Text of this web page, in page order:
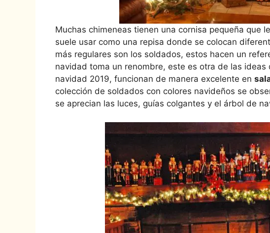
Muchas chimeneas tienen una cornisa pequeña que
suele usar como una repisa donde se colocan
más regulares son los soldados, estos hacen un
navidad toma un renombre, este es otra de las
navidad 2019, funcionan de manera excelente en
colección de soldados con colores navideños se
se aprecian las luces, guías colgantes y el árbol de